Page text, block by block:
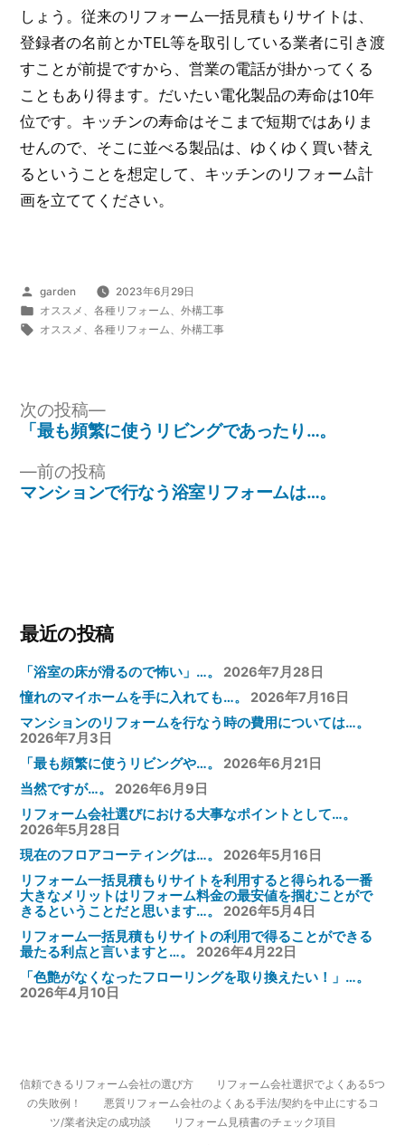
しょう。従来のリフォーム一括見積もりサイトは、
登録者の名前とかTEL等を取引している業者に引き渡
すことが前提ですから、営業の電話が掛かってくる
こともあり得ます。だいたい電化製品の寿命は10年
位です。キッチンの寿命はそこまで短期ではありま
せんので、そこに並べる製品は、ゆくゆく買い替え
るということを想定して、キッチンのリフォーム計
画を立ててください。
投
稿
者:
garden
2023年6月29日
カ
テ
オススメ 各種リフォーム
外構工事
タ
オススメ 各種リフォーム 外構工事
投
ナ
ビ
ョ
ン
前の投稿
の
マンションで行なう浴室リフォームは…。
次の投稿
次
の
「最も頻繁に使うリビングであったり…。
最近の投稿
「浴室の床が滑るので怖い」…。
2026年7月28日
憧れのマイホームを手に入れても…。
2026年7月16日
マンションのリフォームを行なう時の費用については…。
2026年7月3日
「最も頻繁に使うリビングや…。
2026年6月21日
当然ですが…。
2026年6月9日
リフォーム会社選びにおける大事なポイントとして…。
2026年5月28日
現在のフロアコーティングは…。
2026年5月16日
リフォーム一括見積もりサイトを利用すると得られる一番
大きなメリットはリフォーム料金の最安値を掴むことがで
きるということだと思います…。
2026年5月4日
リフォーム一括見積もりサイトの利用で得ることができる
最たる利点と言いますと…。
2026年4月22日
「色艶がなくなったフローリングを取り換えたい！」…。
2026年4月10日
信頼できるリフォーム会社の選び方
リフォーム会社選択でよくある5つ
の失敗例！
悪質リフォーム会社のよくある手法/契約を中止にするコ
ツ/業者決定の成功談
リフォーム見積書のチェック項目